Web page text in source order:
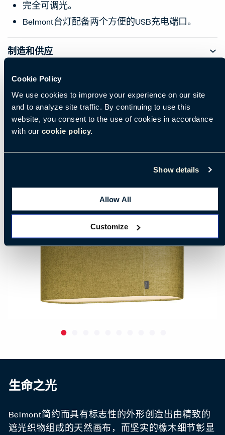
Cookie Policy
We use cookies to improve your experience on our site
and to analyze site traffic. By continuing to use this
website, you consent to the use of cookies in accordance
with our cookie policy.
Show details
Allow All
Customize
完全可调光。
Belmont台灯配备两个方便的USB充电端口。
制造和供应
生命之光
Belmont简约而具有标志性的外形创造出由精致的
遮光织物组成的天然画布，而坚实的橡木细节彰显